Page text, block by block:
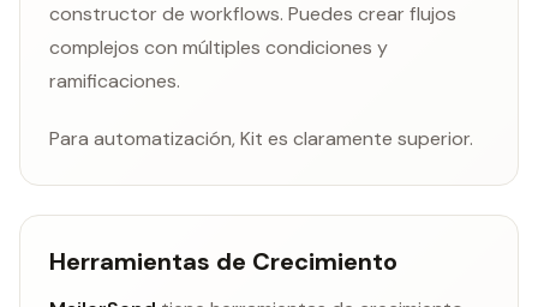
constructor de workflows. Puedes crear flujos
complejos con múltiples condiciones y
ramificaciones.
Para automatización, Kit es claramente superior.
Herramientas de Crecimiento